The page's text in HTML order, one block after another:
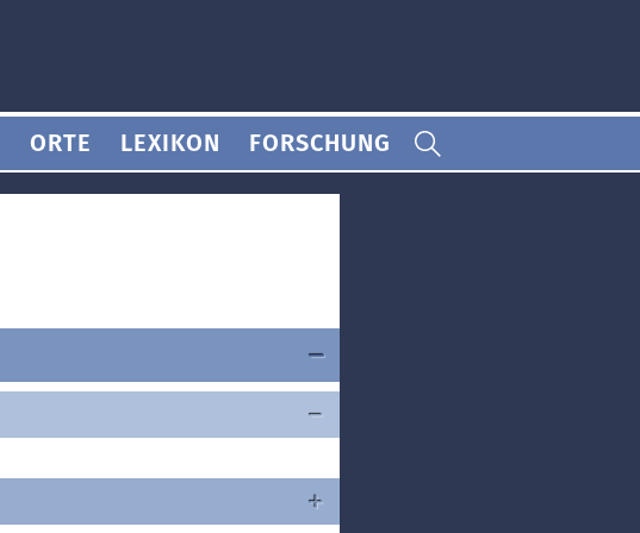
ORTE LEXIKON FORSCHUNG